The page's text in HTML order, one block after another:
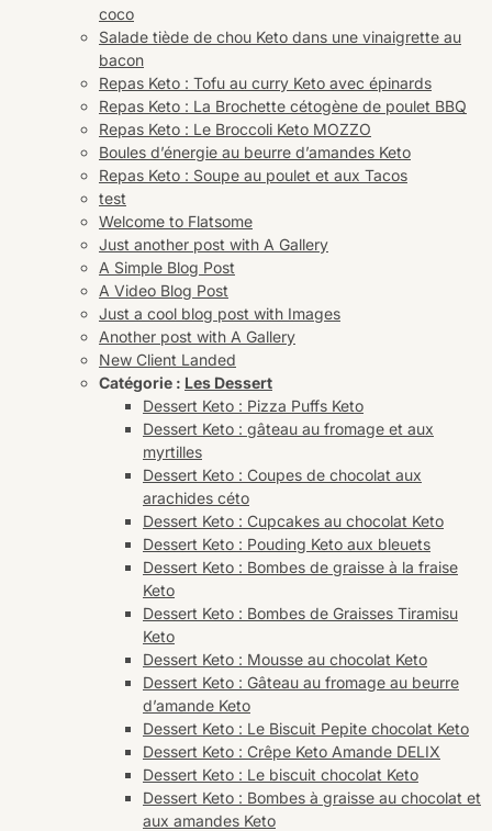
coco
Salade tiède de chou Keto dans une vinaigrette au
bacon
Repas Keto : Tofu au curry Keto avec épinards
Repas Keto : La Brochette cétogène de poulet BBQ
Repas Keto : Le Broccoli Keto MOZZO
Boules d’énergie au beurre d’amandes Keto
Repas Keto : Soupe au poulet et aux Tacos
test
Welcome to Flatsome
Just another post with A Gallery
A Simple Blog Post
A Video Blog Post
Just a cool blog post with Images
Another post with A Gallery
New Client Landed
Catégorie : Les Dessert
Dessert Keto : Pizza Puffs Keto
Dessert Keto : gâteau au fromage et aux
myrtilles
Dessert Keto : Coupes de chocolat aux
arachides céto
Dessert Keto : Cupcakes au chocolat Keto
Dessert Keto : Pouding Keto aux bleuets
Dessert Keto : Bombes de graisse à la fraise
Keto
Dessert Keto : Bombes de Graisses Tiramisu
Keto
Dessert Keto : Mousse au chocolat Keto
Dessert Keto : Gâteau au fromage au beurre
d’amande Keto
Dessert Keto : Le Biscuit Pepite chocolat Keto
Dessert Keto : Crêpe Keto Amande DELIX
Dessert Keto : Le biscuit chocolat Keto
Dessert Keto : Bombes à graisse au chocolat et
aux amandes Keto